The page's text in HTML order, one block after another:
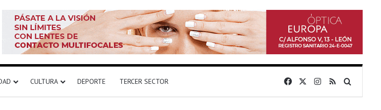
CULTURA DEPORTE TERCER SECTOR FacebookInstagram
RSS